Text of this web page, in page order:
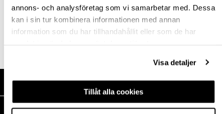
annons- och analysföretag som vi samarbetar med. Dessa
kan i sin tur kombinera informationen med annan
information som du har tillhandahållit eller som de har
Visa detaljer
Tillåt alla cookies
HANDLA HOS OSS
MEDIA